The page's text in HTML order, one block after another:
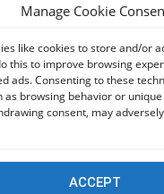
Manage Cookie
like cookies to store and/or
this to improve browsing
ads. Consenting to these
as browsing behavior or
consent, may
ACCEPT
Galaxy Z Fold8
είναι περισσότερο
αλλά λαμβάνουν